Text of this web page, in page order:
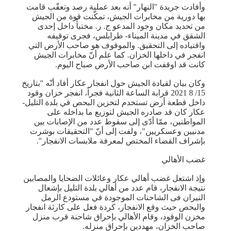
وأفادت جريدة "النهار" أنه بعد عملية رصد وتعقّب قامت
بها دورية من مخابرات الجيش، تمكّنت قوة من الجيش
من تحديد مكان وجود المدعو ج. ر. مختبأً داخل إحدى
الشقق في مدينة الميناء- طرابلس، فجرى توقيفه
واقتياده إلى التحقيق. والموقوف هو صاحب الأرض التي
انفجر في داخلها الخزان. كما علم أنّ مخابرات الجيش
كانت قد اوقفت ابن صاحب الأرض صباح اليوم.
وكان بيان لقيادة الجيش حول انفجار عكار أفاد أنّه "بتاريخ
15/ 8 2021 قرابة الساعة الثانية فجراً، انفجر خزان وقود
داخل قطعة أرض تستخدم لتخزين البحص في بلدة التليل-
عكار كان قد صادره الجيش لتوزيع ما بداخله على
المواطنين، ممّا أدّى إلى سقوط عدد من الإصابات بين
مدنيين وعسكريين"، ولفت إلى أنّ "التحقيقات بوشرت
بإشراف القضاء المختص لمعرفة ملابسات الانفجار".
غضب الأهالي
وإذ اشتعل غضب أهالي عكار وعائلات الضحايا والمصابين
نتيجة الانفجار، قام عدد من أهالي بلدة التليل بإشعال
النيران فى الشاحنات​ الموجودة في مستودع الرمل
والبحص حيث وقع الانفجار، كردة فعل على كارثة انفجار
مخزن الوقود، وقام الأهالي بإحراق شاحنة قرب منزل
صاحب الخزان، مهددين بإحراق منزله.